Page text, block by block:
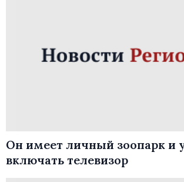
Он имеет личный зоопарк и
включать телевизор